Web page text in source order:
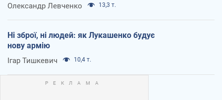
Олександр Левченко 13,3 т.
Ні зброї, ні людей: як Лукашенко будує
нову армію
Ігар Тишкевич 10,4 т.